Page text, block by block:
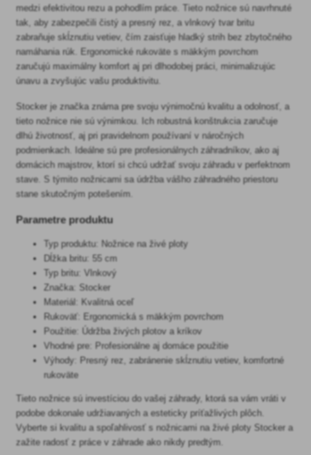
medzi efektivitou rezu a pohodlím práce. Tieto nožnice sú navrhnuté
tak, aby zabezpečili čistý a presný rez, a vlnkový tvar britu
zabraňuje skĺznutiu vetiev, čím zaisťuje hladký strih bez zbytočného
namáhania rúk. Ergonomické rukoväte s mäkkým povrchom
zaručujú maximálny komfort aj pri dlhodobej práci, minimalizujúc
únavu a zvyšujúc vašu produktivitu.
Stocker je značka známa pre svoju výnimočnú kvalitu a odolnosť, a
tieto nožnice nie sú výnimkou. Ich robustná konštrukcia zaručuje
dlhú životnosť, aj pri pravidelnom používaní v náročných
podmienkach. Ideálne sú pre profesionálnych záhradníkov, ako aj
domácich majstrov, ktorí si chcú udržať svoju záhradu v perfektnom
stave. S týmito nožnicami sa údržba vášho záhradného priestoru
stane skutočným potešením.
Parametre produktu
Typ produktu: Nožnice na živé ploty
Dĺžka britu: 55 cm
Typ britu: Vlnkový
Značka: Stocker
Materiál: Kvalitná oceľ
Rukoväť: Ergonomická s mäkkým povrchom
Použitie: Údržba živých plotov a kríkov
Vhodné pre: Profesionálne aj domáce použitie
Výhody: Presný rez, zabránenie skĺznutiu vetiev, komfortné
rukoväte
Tieto nožnice sú investíciou do vašej záhrady, ktorá sa vám vráti v
podobe dokonale udržiavaných a esteticky príťažlivých plôch.
Vyberte si kvalitu a spoľahlivosť s nožnicami na živé ploty Stocker a
zažite radosť z práce v záhrade ako nikdy predtým.